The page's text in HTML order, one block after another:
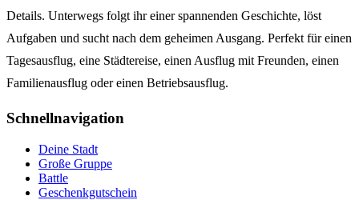
Details. Unterwegs folgt ihr einer spannenden Geschichte, löst
Aufgaben und sucht nach dem geheimen Ausgang. Perfekt für einen
Tagesausflug, eine Städtereise, einen Ausflug mit Freunden, einen
Familienausflug oder einen Betriebsausflug.
Schnellnavigation
Deine Stadt
Große Gruppe
Battle
Geschenkgutschein